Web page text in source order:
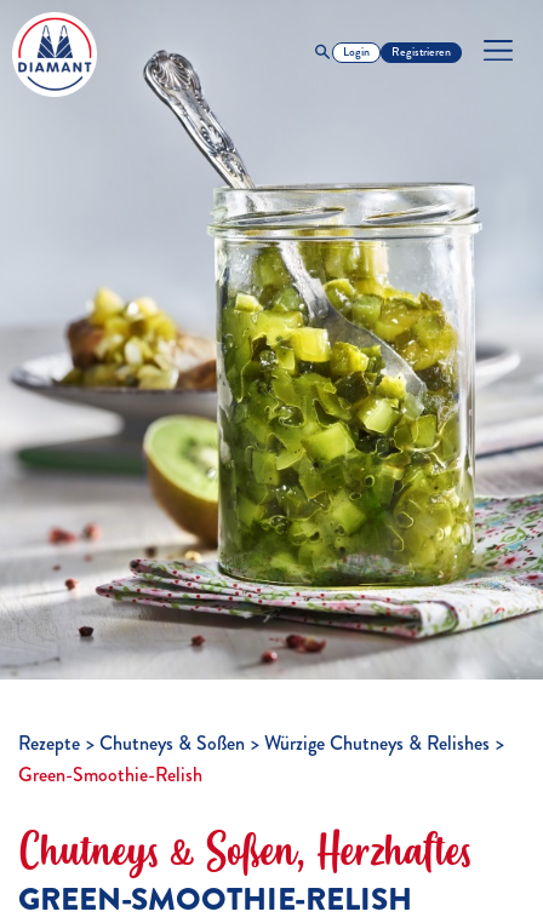
Login Registrieren
Rezepte Chutneys & Soßen
Würzige Chutneys & Relishes
Green-Smoothie-Relish
Chutneys & Soßen, Herzhaftes
GREEN-SMOOTHIE-RELISH